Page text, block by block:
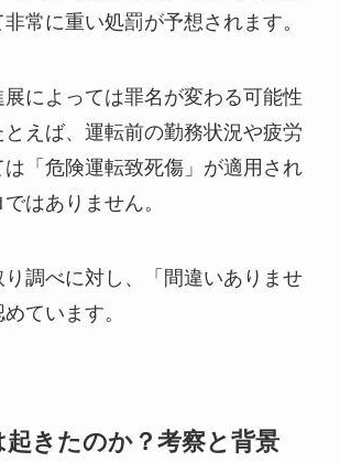
常に重い処罰が予想されます。
展によっては罪名が変わる可能性
とえば、運転前の勤務状況や疲労
「危険運転致死傷」が適用され
はありません。
調べに対し、「間違いありませ
ています。
起きたのか？考察と背景